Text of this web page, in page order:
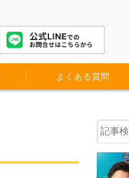
よくある質問